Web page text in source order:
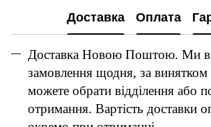
Доставка Оплата
Доставка Новою Поштою. Ми
замовлення щодня, за винятком
можете обрати відділення або
отримання. Вартість доставки